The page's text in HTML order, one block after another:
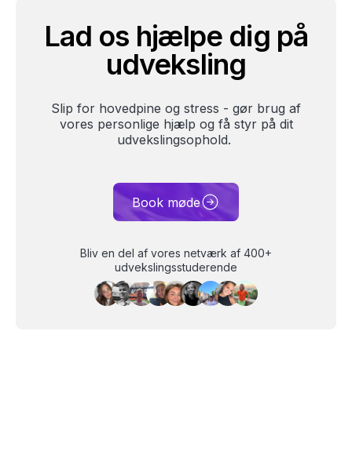
Lad os hjælpe dig på
udveksling
Slip for hovedpine og stress - gør brug af
vores personlige hjælp og få styr på dit
udvekslingsophold.
Book møde
Bliv en del af vores netværk af 400+
udvekslingsstuderende